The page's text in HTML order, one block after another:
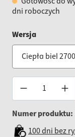
dni roboczych
Wersjaauswählen
Numer produktu:
100 dni bez